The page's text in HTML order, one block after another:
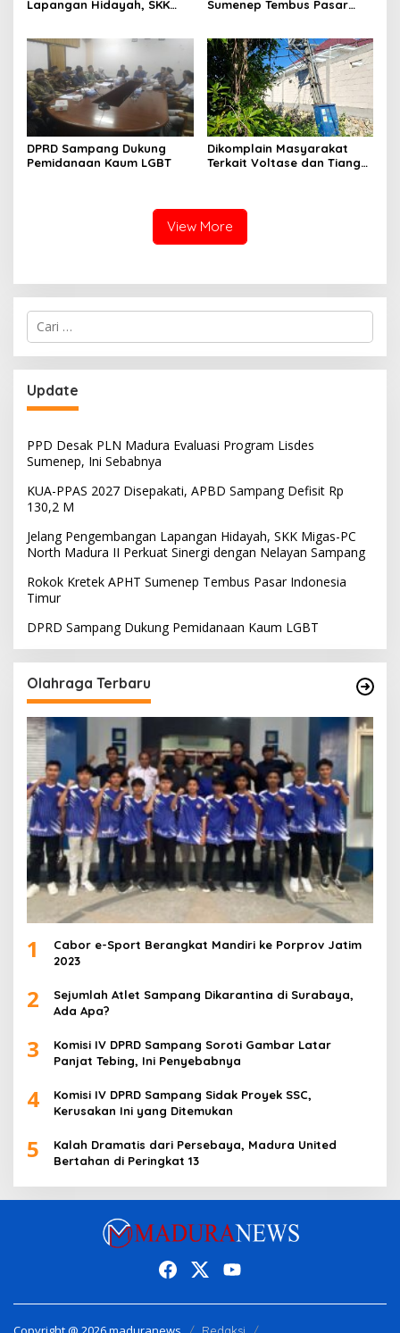
Lapangan Hidayah, SKK
Nelayan Sampang
Sumenep Tembus Pasar
DPRD Sampang Dukung
Pemidanaan Kaum LGBT
Dikomplain Masyarakat
Terkait Voltase dan Tiang
View More
Cari
untuk:
Update
PPD Desak PLN Madura Evaluasi Program Lisdes
Sumenep, Ini Sebabnya
KUA-PPAS 2027 Disepakati, APBD Sampang Defisit Rp
130,2 M
Jelang Pengembangan Lapangan Hidayah, SKK Migas-PC
North Madura II Perkuat Sinergi dengan Nelayan Sampang
Rokok Kretek APHT Sumenep Tembus Pasar Indonesia
Timur
DPRD Sampang Dukung Pemidanaan Kaum LGBT
Olahraga Terbaru
1
Cabor e-Sport Berangkat Mandiri ke Porprov Jatim
2023
2
Sejumlah Atlet Sampang Dikarantina di Surabaya,
Ada Apa?
3
Komisi IV DPRD Sampang Soroti Gambar Latar
Panjat Tebing, Ini Penyebabnya
4
Komisi IV DPRD Sampang Sidak Proyek SSC,
Kerusakan Ini yang Ditemukan
5
Kalah Dramatis dari Persebaya, Madura United
Bertahan di Peringkat 13